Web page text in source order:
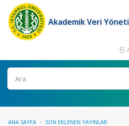
Akademik Veri
Ara
ANA SAYFA SON EKLENEN YAYINLAR